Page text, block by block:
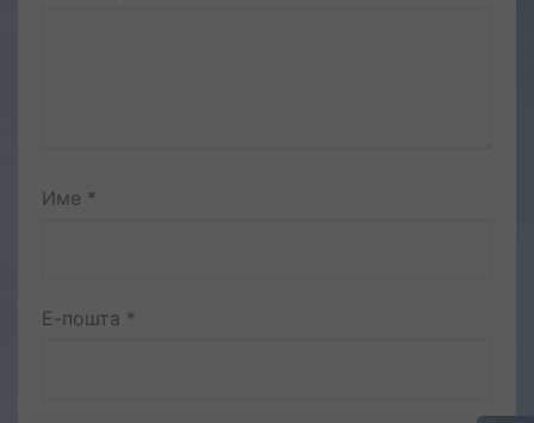
Име *
Е-пошта *